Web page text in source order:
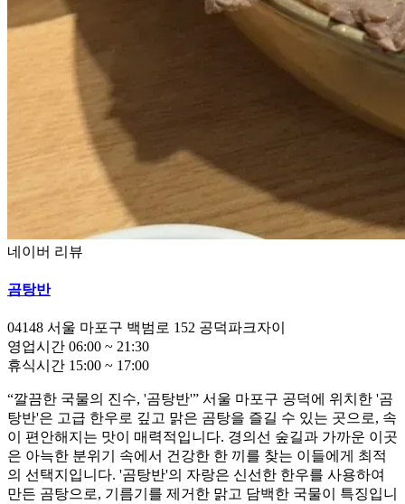
네이버 리뷰
곰탕반
04148 서울 마포구 백범로 152 공덕파크자이
영업시간 06:00 ~ 21:30
휴식시간 15:00 ~ 17:00
“깔끔한 국물의 진수, '곰탕반'” 서울 마포구 공덕에 위치한 '곰
탕반'은 고급 한우로 깊고 맑은 곰탕을 즐길 수 있는 곳으로, 속
이 편안해지는 맛이 매력적입니다. 경의선 숲길과 가까운 이곳
은 아늑한 분위기 속에서 건강한 한 끼를 찾는 이들에게 최적
의 선택지입니다. '곰탕반'의 자랑은 신선한 한우를 사용하여
만든 곰탕으로, 기름기를 제거한 맑고 담백한 국물이 특징입니